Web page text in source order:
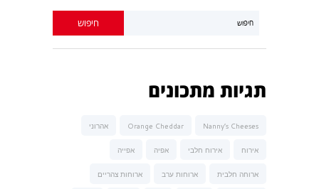
תגיות מתכונים
Nanny’s Cheeses
Orange Cheddar אהרוני
אירוח אירוח חלבי אפיה אפייה
ארוחה חלבית ארוחות ערב ארוחות צהריים